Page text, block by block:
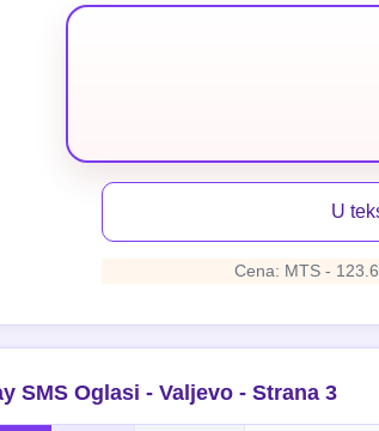
U
Cena: MTS -
SMS Oglasi - Valjevo - Strana 3